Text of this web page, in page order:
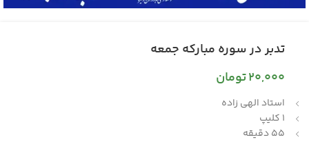
تدبر در سوره مبارکه جمعه
20,000تومان
استاد الهی زاده
1 کلیپ
55 دقیقه